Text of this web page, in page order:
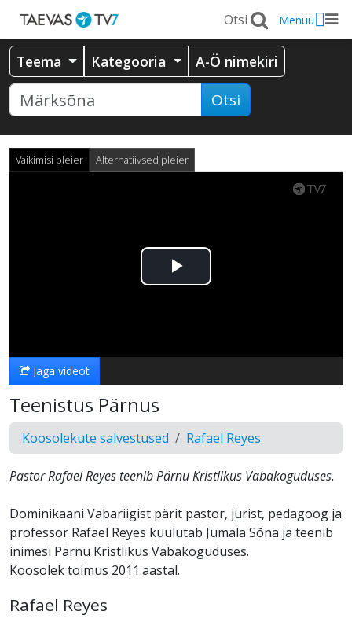
Menüü
Teema Kategooria A-Ö nimekiri
Otsi
Vaikimisi pleier Alternatiivsed pleier
Esita
Jaga videot
Teenistus Pärnus
Koosolekute salvestused Rafael Reyes
Pastor Rafael Reyes teenib Pärnu Kristlikus Vabakoguduses.
Dominikaani Vabariigist pärit pastor, jurist, pedagoog ja
professor Rafael Reyes kuulutab Jumala Sõna ja teenib
inimesi Pärnu Kristlikus Vabakoguduses.
Koosolek toimus 2011.aastal.
Rafael Reyes